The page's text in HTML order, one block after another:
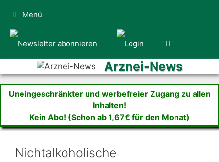
Inhalt
springen
Menü
Arznei-News
Uneingeschränkter und werbefreier Zugang zu allen
Inhalten!
Kein Abo! (Schon ab 1,67€ für den Monat)
Nichtalkoholische